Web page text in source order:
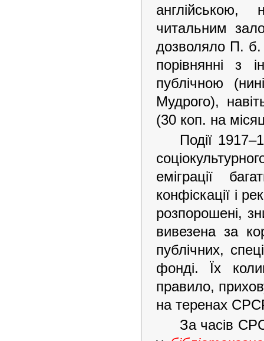
читальним
дозволяло П. б.
порівнянні з
публічною
Мудрого),
(30 коп. на
Події
еміграції
конфіскації і
розпорошені,
вивезена за
публічних,
фонді. Їх
правило,
на теренах
За часів